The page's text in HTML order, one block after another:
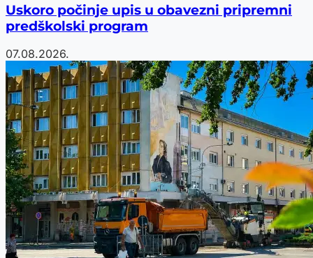
Uskoro počinje upis u obavezni pripremni
predškolski program
07.08.2026.